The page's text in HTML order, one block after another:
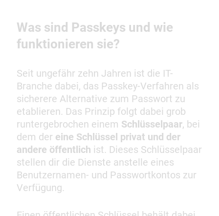
Was sind Passkeys und wie
funktionieren sie?
Seit ungefähr zehn Jahren ist die IT-
Branche dabei, das Passkey-Verfahren als
sicherere Alternative zum Passwort zu
etablieren. Das Prinzip folgt dabei grob
runtergebrochen einem Schlüsselpaar, bei
dem der eine Schlüssel privat und der
andere öffentlich ist. Dieses Schlüsselpaar
stellen dir die Dienste anstelle eines
Benutzernamen- und Passwortkontos zur
Verfügung.